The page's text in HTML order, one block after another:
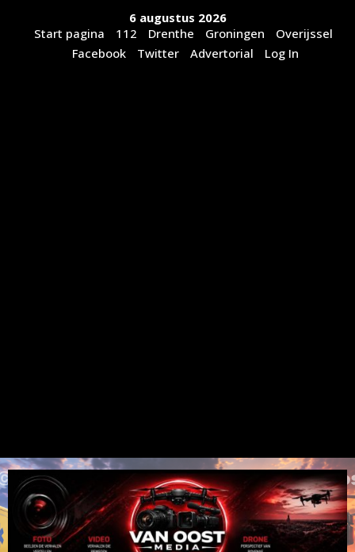
6 augustus 2026
Start pagina
112 Drenthe Groningen
Overijssel
Facebook
Twitter Advertorial Log In